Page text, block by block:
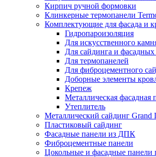
Кирпич ручной формовки
Клинкерные термопанели
Комплектующие для фасада и
Гидропароизоляция
Для искусственного
Для сайдинга и
Для термопанелей
Для фиброцементного
Доборные элементы
Крепеж
Металлическая фасадная
Утеплитель
Металлический сайдинг Grand
Пластиковый сайдинг
Фасадные панели из ДПК
Фиброцементные панели
Цокольные и фасадные панели